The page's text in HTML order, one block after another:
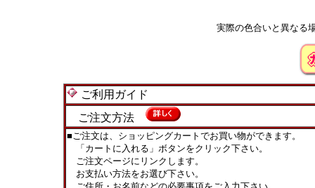
実際の色合いと異なる
ご利用ガイド
ご注文方法
■ご注文は、ショッピングカートでお買い物ができます。
「カートに入れる」ボタンをクリック下さい。
ご注文ページにリンクします。
お支払い方法をお選び下さい。